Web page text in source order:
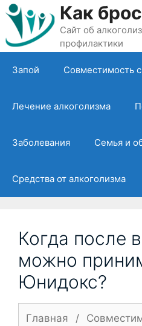
Перейти
содержимому
Как
Сайт об
профилактики
Запой Совместимость
Лечение алкоголизма
Заболевания Семья и
Средства от алкоголизма
Когда после
можно
Юнидокс?
Главная /